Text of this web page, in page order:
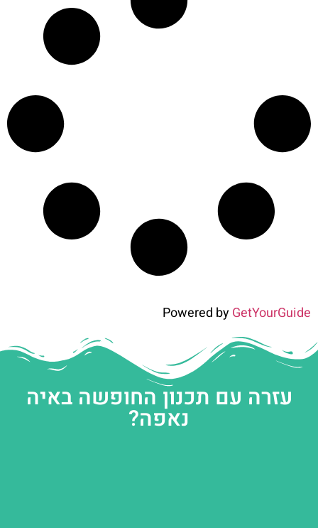
Powered byGetYourGuide
עזרה עם תכנון החופשה באיה
נאפה?